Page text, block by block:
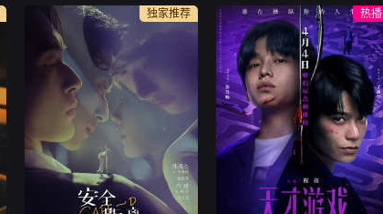
Axe》，这部剧已获Amazon
线人，如何与外国政府打交
道，如何与支援团队打交道，
如何与大使馆打交道，如何与
宿主国的情报机构打交道以及
她如何与所在
独家推荐 热播